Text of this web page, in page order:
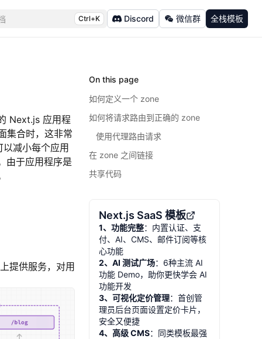
Ctrl+K Discord 微信群 全栈模板
Next.js 应用程
集合时，这非常
减小每个应用
由于应用程序是
提供服务，对用
On this page
如何定义一个 zone
如何将请求路由到正确的 zone
使用代理路由请求
在 zone 之间链接
共享代码
Next.js SaaS 模板
1、功能完整：内置认证、支
付、AI、CMS、邮件订阅等核
心功能
2、AI 测试广场：6种主流 AI
功能 Demo，助你更快学会 AI
功能开发
3、可视化定价管理：首创管
理员后台页面设置定价卡片，
安全又便捷
4、高级 CMS：同类模板最强